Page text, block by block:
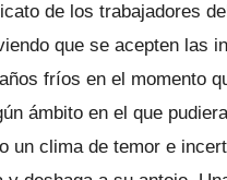
de los trabajadores
que se acepten las
fríos en el momento
ámbito en el que
un clima de temor e